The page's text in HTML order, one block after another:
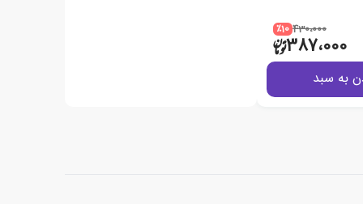
430،000 ٪10
387،000
به سبد